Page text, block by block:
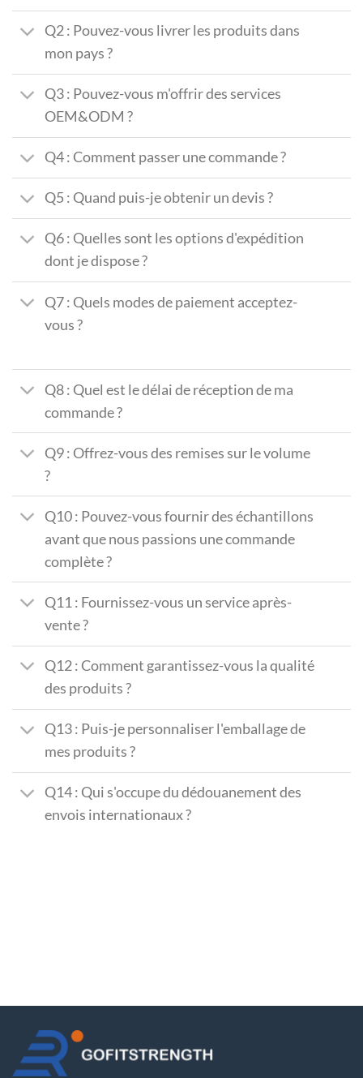
Q2 : Pouvez-vous livrer les produits dans
mon pays ?
Q3 : Pouvez-vous m'offrir des services
OEM&ODM ?
Q4 : Comment passer une commande ?
Q5 : Quand puis-je obtenir un devis ?
Q6 : Quelles sont les options d'expédition
dont je dispose ?
Q7 : Quels modes de paiement acceptez-
vous ?
Q8 : Quel est le délai de réception de ma
commande ?
Q9 : Offrez-vous des remises sur le volume
?
Q10 : Pouvez-vous fournir des échantillons
avant que nous passions une commande
complète ?
Q11 : Fournissez-vous un service après-
vente ?
Q12 : Comment garantissez-vous la qualité
des produits ?
Q13 : Puis-je personnaliser l'emballage de
mes produits ?
Q14 : Qui s'occupe du dédouanement des
envois internationaux ?